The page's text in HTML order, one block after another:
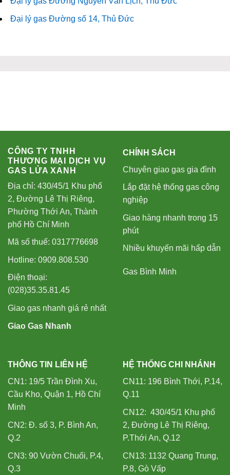
Đại lý gas Đường số 14, Thủ Đức
CÔNG TY TNHH
THƯƠNG MẠI DỊCH VỤ
GAS LỬA XANH
Địa chỉ: 430/45/1 Khu phố
2, Đường Lê Thị Riêng,
Phường Thới An, Thành
phố Hồ Chí Minh
Mã số thuế: 0317776698
Hotline: 0909.808.530
Điện thoại:
(028)35.35.81.45
Giao gas nhanh giá rẻ nhất
Giao Gas Nhanh
CHÍNH SÁCH
Chuyên giao gas gia đình
Lắp đặt hệ thống gas công
nghiệp
Giao hàng nhanh trong 15
phút
Nhiều khuyến mãi hấp dẫn
Gas Bình Minh
THÔNG TIN LIÊN HỆ
CN1: 19/5 Trần Đình Xu,
Cầu Kho, Quận 1, Hồ Chí
Minh
CN2: Đ. số 3, P. Bình An,
Q.2
CN3: 90 Vườn Chuối, P.4,
Q.3
HỆ THỐNG CHI NHÁNH
CN11: 196 Bình Thới, P.14,
Q.11
CN12: 430/45/1 Khu phố
2, Đường Lê Thị Riêng,
P.Thới An, Q.12
CN13: 1132 Quang Trung,
P.8, Gò Vấp